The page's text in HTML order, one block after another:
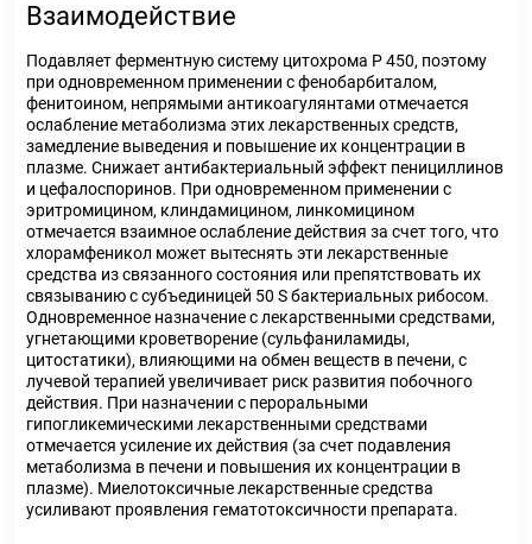
Взаимодействие
Подавляет ферментную систему цитохрома Р 450, поэтому
при одновременном применении с фенобарбиталом,
фенитоином, непрямыми антикоагулянтами отмечается
ослабление метаболизма этих лекарственных средств,
замедление выведения и повышение их концентрации в
плазме. Снижает антибактериальный эффект пенициллинов
и цефалоспоринов. При одновременном применении с
эритромицином, клиндамицином, линкомицином
отмечается взаимное ослабление действия за счет того, что
хлорамфеникол может вытеснять эти лекарственные
средства из связанного состояния или препятствовать их
связыванию с субъединицей 50 S бактериальных рибосом.
Одновременное назначение с лекарственными средствами,
угнетающими кроветворение (сульфаниламиды,
цитостатики), влияющими на обмен веществ в печени, с
лучевой терапией увеличивает риск развития побочного
действия. При назначении с пероральными
гипогликемическими лекарственными средствами
отмечается усиление их действия (за счет подавления
метаболизма в печени и повышения их концентрации в
плазме). Миелотоксичные лекарственные средства
усиливают проявления гематотоксичности препарата.